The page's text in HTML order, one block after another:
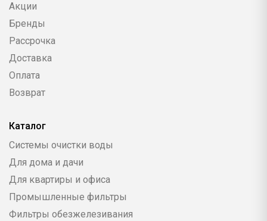
Акции
Бренды
Рассрочка
Доставка
Оплата
Возврат
Каталог
Системы очистки воды
Для дома и дачи
Для квартиры и офиса
Промышленные фильтры
Фильтры обезжелезивания